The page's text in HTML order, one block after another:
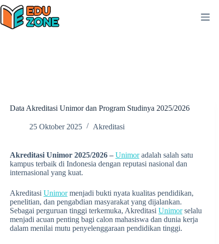
Skip
to
content
Data Akreditasi Unimor dan Program Studinya 2025/2026
25 Oktober 2025 Akreditasi
Akreditasi Unimor 2025/2026 – Unimoradalah salah satu
kampus terbaik di Indonesia dengan reputasi nasional dan
internasional yang kuat.
Akreditasi Unimormenjadi bukti nyata kualitas pendidikan,
penelitian, dan pengabdian masyarakat yang dijalankan.
Sebagai perguruan tinggi terkemuka, Akreditasi Unimorselalu
menjadi acuan penting bagi calon mahasiswa dan dunia kerja
dalam menilai mutu penyelenggaraan pendidikan tinggi.